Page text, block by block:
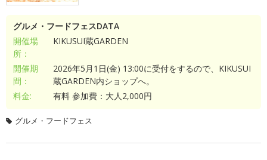
グルメ・フードフェスDATA
開催場
所：
KIKUSUI蔵GARDEN
開催期
間：
2026年5月1日(金) 13:00に受付をするので、KIKUSUI
蔵GARDEN内ショップへ。
料金:
有料 参加費：大人2,000円
グルメ・フードフェス